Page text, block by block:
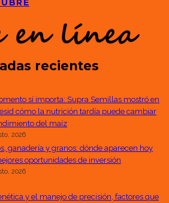
recientes
sí importa: Supra Semillas mostró en
cómo la nutrición tardía puede cambiar
del maíz
2026
ganadería y granos: dónde aparecen hoy
oportunidades de inversión
2026
y el manejo de precisión, factores que